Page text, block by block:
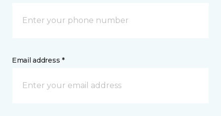
Email address *